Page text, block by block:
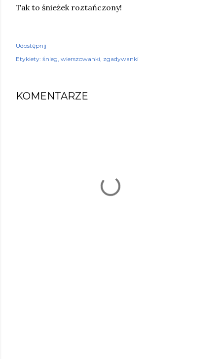
Tak to śnieżek roztańczony!
Udostępnij
Etykiety: śnieg wierszowanki zgadywanki
KOMENTARZE